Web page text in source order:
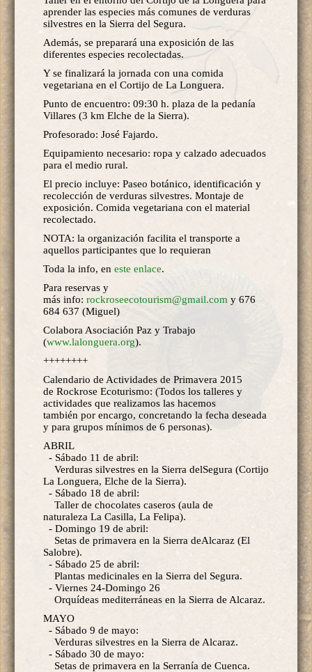
aprender las especies más comunes de verduras
silvestres en la Sierra del Segura.
Además, se preparará una exposición de las
diferentes especies recolectadas.
Y se finalizará la jornada con una comida
vegetariana en el Cortijo de La Longuera.
Punto de encuentro: 09:30 h. plaza de la pedanía
Villares (3 km Elche de la Sierra).
Profesorado: José Fajardo.
Equipamiento necesario: ropa y calzado adecuados
para el medio rural.
El precio incluye: Paseo botánico, identificación y
recolección de verduras silvestres. Montaje de
exposición. Comida vegetariana con el material
recolectado.
NOTA: la organización facilita el transporte a
aquellos participantes que lo requieran
Toda la info, en este enlace.
Para reservas y
más info: rockroseecotourism@gmail.com y 676
684 637 (Miguel)
Colabora Asociación Paz y Trabajo
(www.lalonguera.org).
++++++++
Calendario de Actividades de Primavera 2015
de Rockrose Ecoturismo: (Todos los talleres y
actividades que realizamos las hacemos
también por encargo, concretando la fecha deseada
y para grupos mínimos de 6 personas).
ABRIL
- Sábado 11 de abril:
Verduras silvestres en la Sierra delSegura (Cortijo
La Longuera, Elche de la Sierra).
- Sábado 18 de abril:
Taller de chocolates caseros (aula de
naturaleza La Casilla, La Felipa).
- Domingo 19 de abril:
Setas de primavera en la Sierra deAlcaraz (El
Salobre).
- Sábado 25 de abril:
Plantas medicinales en la Sierra del Segura.
- Viernes 24-Domingo 26
Orquídeas mediterráneas en la Sierra de Alcaraz.
MAYO
- Sábado 9 de mayo:
Verduras silvestres en la Sierra de Alcaraz.
- Sábado 30 de mayo:
Setas de primavera en la Serranía de Cuenca.